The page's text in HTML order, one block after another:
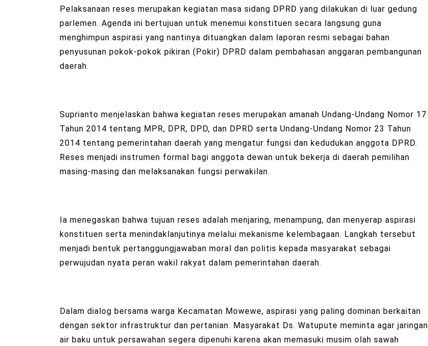
Pelaksanaan reses merupakan kegiatan masa sidang DPRD yang dilakukan di luar gedung
parlemen. Agenda ini bertujuan untuk menemui konstituen secara langsung guna
menghimpun aspirasi yang nantinya dituangkan dalam laporan resmi sebagai bahan
penyusunan pokok-pokok pikiran (Pokir) DPRD dalam pembahasan anggaran pembangunan
daerah.
Suprianto menjelaskan bahwa kegiatan reses merupakan amanah Undang-Undang Nomor 17
Tahun 2014 tentang MPR, DPR, DPD, dan DPRD serta Undang-Undang Nomor 23 Tahun
2014 tentang pemerintahan daerah yang mengatur fungsi dan kedudukan anggota DPRD.
Reses menjadi instrumen formal bagi anggota dewan untuk bekerja di daerah pemilihan
masing-masing dan melaksanakan fungsi perwakilan.
Ia menegaskan bahwa tujuan reses adalah menjaring, menampung, dan menyerap aspirasi
konstituen serta menindaklanjutinya melalui mekanisme kelembagaan. Langkah tersebut
menjadi bentuk pertanggungjawaban moral dan politis kepada masyarakat sebagai
perwujudan nyata peran wakil rakyat dalam pemerintahan daerah.
Dalam dialog bersama warga Kecamatan Mowewe, aspirasi yang paling dominan berkaitan
dengan sektor infrastruktur dan pertanian. Masyarakat Ds. Watupute meminta agar jaringan
air baku untuk persawahan segera dipenuhi karena akan memasuki musim olah sawah